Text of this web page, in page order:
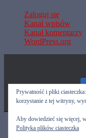
Zaloguj się
Kanał wpisów
Kanał komentarzy
WordPress.org
Przewodnicy
Prywatność i pliki
korzystanie z tej witryny,
Aby dowiedzieć się więcej,
Polityka plików ciasteczka